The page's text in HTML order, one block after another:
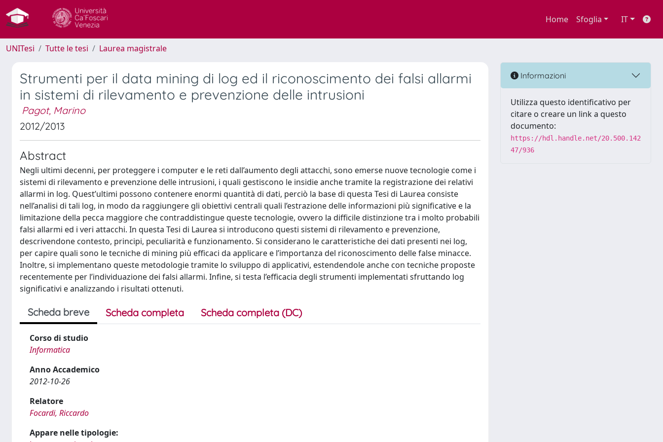
Home Sfoglia IT
UNITesi Tutte le tesi Laurea magistrale
Strumenti per il data mining di log ed il riconoscimento dei falsi allarmi
in sistemi di rilevamento e prevenzione delle intrusioni
Pagot, Marino
2012/2013
Abstract
Negli ultimi decenni, per proteggere i computer e le reti dall’aumento degli attacchi, sono emerse nuove tecnologie come i
sistemi di rilevamento e prevenzione delle intrusioni, i quali gestiscono le insidie anche tramite la registrazione dei relativi
allarmi in log. Quest’ultimi possono contenere enormi quantità di dati, perciò la base di questa Tesi di Laurea consiste
nell’analisi di tali log, in modo da raggiungere gli obiettivi centrali quali l’estrazione delle informazioni più significative e la
limitazione della pecca maggiore che contraddistingue queste tecnologie, ovvero la difficile distinzione tra i molto probabili
falsi allarmi ed i veri attacchi. In questa Tesi di Laurea si introducono questi sistemi di rilevamento e prevenzione,
descrivendone contesto, principi, peculiarità e funzionamento. Si considerano le caratteristiche dei dati presenti nei log,
per capire quali sono le tecniche di mining più efficaci da applicare e l’importanza del riconoscimento delle false minacce.
Inoltre, si implementano queste metodologie tramite lo sviluppo di applicativi, estendendole anche con tecniche proposte
recentemente per l’individuazione dei falsi allarmi. Infine, si testa l’efficacia degli strumenti implementati sfruttando log
significativi e analizzando i risultati ottenuti.
Scheda breve Scheda completa Scheda completa (DC)
Corso di studio
Informatica
Anno Accademico
2012-10-26
Relatore
Focardi, Riccardo
Appare nelle tipologie:
Informazioni
Utilizza questo identificativo per
citare o creare un link a questo
documento:
https://hdl.handle.net/20.500.142
47/936